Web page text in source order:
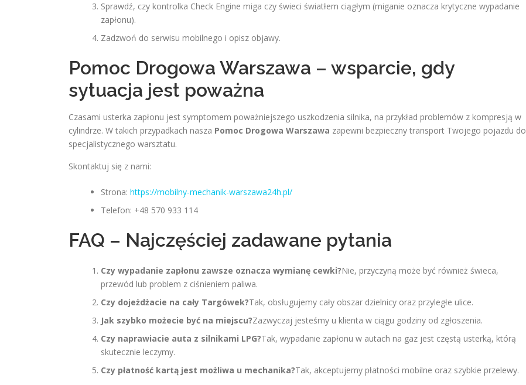
Sprawdź, czy kontrolka Check Engine miga czy świeci światłem ciągłym (miganie oznacza krytyczne wypadanie
zapłonu).
Zadzwoń do serwisu mobilnego i opisz objawy.
Pomoc Drogowa Warszawa – wsparcie, gdy
sytuacja jest poważna
Czasami usterka zapłonu jest symptomem poważniejszego uszkodzenia silnika, na przykład problemów z kompresją w
cylindrze. W takich przypadkach nasza Pomoc Drogowa Warszawa zapewni bezpieczny transport Twojego pojazdu do
specjalistycznego warsztatu.
Skontaktuj się z nami:
Strona: https://mobilny-mechanik-warszawa24h.pl/
Telefon: +48 570 933 114
FAQ – Najczęściej zadawane pytania
Czy wypadanie zapłonu zawsze oznacza wymianę cewki?Nie, przyczyną może być również świeca,
przewód lub problem z ciśnieniem paliwa.
Czy dojeżdżacie na cały Targówek?Tak, obsługujemy cały obszar dzielnicy oraz przyległe ulice.
Jak szybko możecie być na miejscu?Zazwyczaj jesteśmy u klienta w ciągu godziny od zgłoszenia.
Czy naprawiacie auta z silnikami LPG?Tak, wypadanie zapłonu w autach na gaz jest częstą usterką, którą
skutecznie leczymy.
Czy płatność kartą jest możliwa u mechanika?Tak, akceptujemy płatności mobilne oraz szybkie przelewy.